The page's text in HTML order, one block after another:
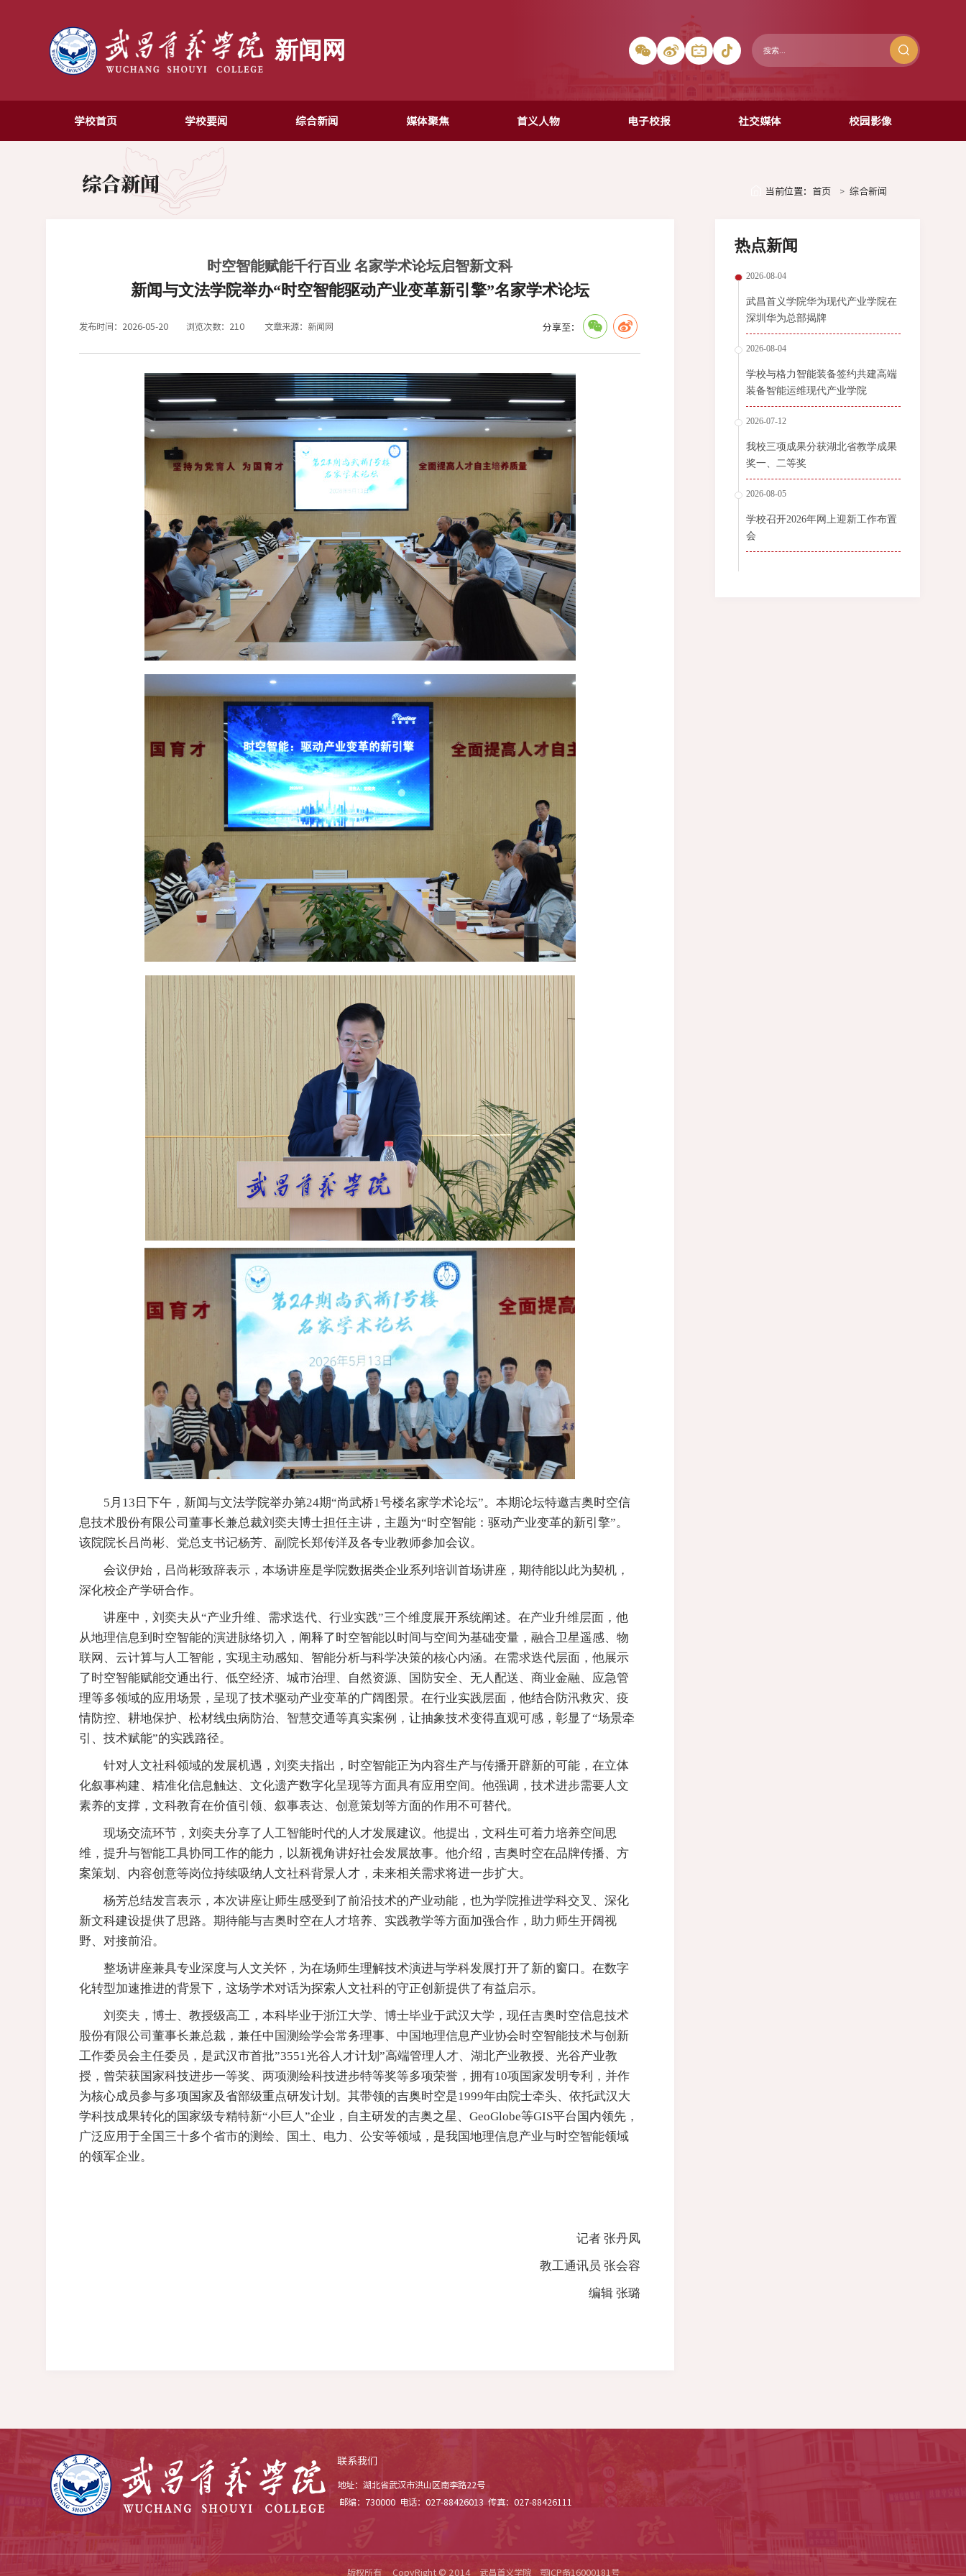
新闻网
学校首页 学校要闻 综合新闻 媒体聚焦 首义人物 电子校报 社交媒体 校园影像
综合新闻 当前位置： 首页 综合新闻
时空智能赋能千行百业 名家学术论坛启智新文科
新闻与文法学院举办“时空智能驱动产业变革新引擎”名家学术论坛
发布时间：2026-05-20 浏览次数： 210 文章来源：新闻网 分享至：
5月13日下午，新闻与文法学院举办第24期“尚武桥1号楼名家学术论坛”。本期论坛特邀吉奥时空信
息技术股份有限公司董事长兼总裁刘奕夫博士担任主讲，主题为“时空智能：驱动产业变革的新引擎”。
该院院长吕尚彬、党总支书记杨芳、副院长郑传洋及各专业教师参加会议。
会议伊始，吕尚彬致辞表示，本场讲座是学院数据类企业系列培训首场讲座，期待能以此为契机，
深化校企产学研合作。
讲座中，刘奕夫从“产业升维、需求迭代、行业实践”三个维度展开系统阐述。在产业升维层面，他
从地理信息到时空智能的演进脉络切入，阐释了时空智能以时间与空间为基础变量，融合卫星遥感、物
联网、云计算与人工智能，实现主动感知、智能分析与科学决策的核心内涵。在需求迭代层面，他展示
了时空智能赋能交通出行、低空经济、城市治理、自然资源、国防安全、无人配送、商业金融、应急管
理等多领域的应用场景，呈现了技术驱动产业变革的广阔图景。在行业实践层面，他结合防汛救灾、疫
情防控、耕地保护、松材线虫病防治、智慧交通等真实案例，让抽象技术变得直观可感，彰显了“场景牵
引、技术赋能”的实践路径。
针对人文社科领域的发展机遇，刘奕夫指出，时空智能正为内容生产与传播开辟新的可能，在立体
化叙事构建、精准化信息触达、文化遗产数字化呈现等方面具有应用空间。他强调，技术进步需要人文
素养的支撑，文科教育在价值引领、叙事表达、创意策划等方面的作用不可替代。
现场交流环节，刘奕夫分享了人工智能时代的人才发展建议。他提出，文科生可着力培养空间思
维，提升与智能工具协同工作的能力，以新视角讲好社会发展故事。他介绍，吉奥时空在品牌传播、方
案策划、内容创意等岗位持续吸纳人文社科背景人才，未来相关需求将进一步扩大。
杨芳总结发言表示，本次讲座让师生感受到了前沿技术的产业动能，也为学院推进学科交叉、深化
新文科建设提供了思路。期待能与吉奥时空在人才培养、实践教学等方面加强合作，助力师生开阔视
野、对接前沿。
整场讲座兼具专业深度与人文关怀，为在场师生理解技术演进与学科发展打开了新的窗口。在数字
化转型加速推进的背景下，这场学术对话为探索人文社科的守正创新提供了有益启示。
刘奕夫，博士、教授级高工，本科毕业于浙江大学、博士毕业于武汉大学，现任吉奥时空信息技术
股份有限公司董事长兼总裁，兼任中国测绘学会常务理事、中国地理信息产业协会时空智能技术与创新
工作委员会主任委员，是武汉市首批”3551光谷人才计划”高端管理人才、湖北产业教授、光谷产业教
授，曾荣获国家科技进步一等奖、两项测绘科技进步特等奖等多项荣誉，拥有10项国家发明专利，并作
为核心成员参与多项国家及省部级重点研发计划。其带领的吉奥时空是1999年由院士牵头、依托武汉大
学科技成果转化的国家级专精特新“小巨人”企业，自主研发的吉奥之星、GeoGlobe等GIS平台国内领先，
广泛应用于全国三十多个省市的测绘、国土、电力、公安等领域，是我国地理信息产业与时空智能领域
的领军企业。
记者 张丹凤
教工通讯员 张会容
编辑 张璐
热点新闻
2026-08-04
武昌首义学院华为现代产业学院在
深圳华为总部揭牌
2026-08-04
学校与格力智能装备签约共建高端
装备智能运维现代产业学院
2026-07-12
我校三项成果分获湖北省教学成果
奖一、二等奖
2026-08-05
学校召开2026年网上迎新工作布置
会
联系我们
地址：湖北省武汉市洪山区南李路22号
邮编：730000 电话：027-88426013 传真：027-88426111
版权所有 CopyRight © 2014 武昌首义学院 鄂ICP备16000181号